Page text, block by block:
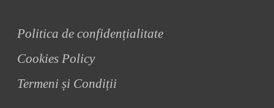
Politica de confidențialitate
Cookies Policy
Termeni și Condiții